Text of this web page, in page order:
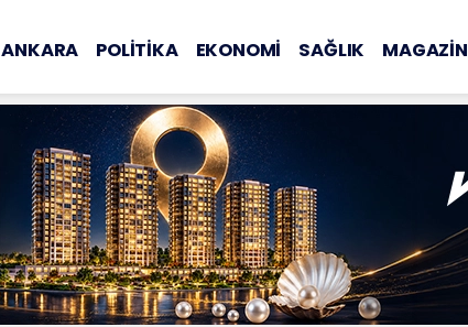
ANKARA POLİTİKA EKONOMİ SAĞLIK MAGAZİN